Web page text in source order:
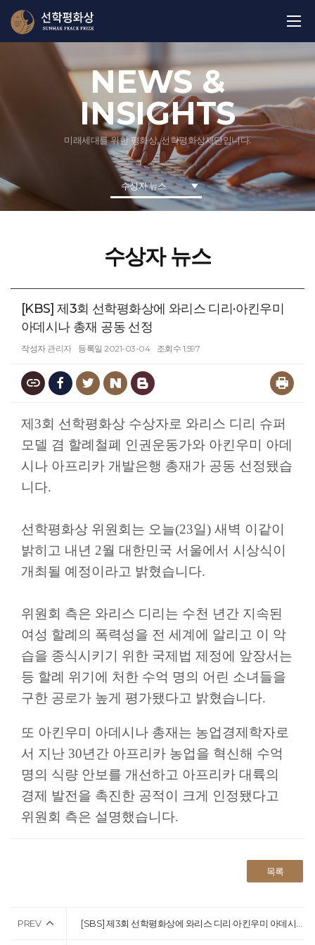
NEWS &
INSIGHTS
미래세대를 위한 평화상, 선학평화상재단입니다.
수상자 뉴스
수상자 뉴스
[KBS] 제3회 선학평화상에 와리스 디리·아킨우미
아데시나 총재 공동 선정
작성자 관리자 등록일 2021-03-04 조회수 1,597
제3회 선학평화상 수상자로 와리스 디리 슈퍼
모델 겸 할례철폐 인권운동가와 아킨우미 아데
시나 아프리카 개발은행 총재가 공동 선정됐습
니다.
선학평화상 위원회는 오늘(23일) 새벽 이같이
밝히고 내년 2월 대한민국 서울에서 시상식이
개최될 예정이라고 밝혔습니다.
위원회 측은 와리스 디리는 수천 년간 지속된
여성 할례의 폭력성을 전 세계에 알리고 이 악
습을 종식시키기 위한 국제법 제정에 앞장서는
등 할례 위기에 처한 수억 명의 어린 소녀들을
구한 공로가 높게 평가됐다고 밝혔습니다.
또 아킨우미 아데시나 총재는 농업경제학자로
서 지난 30년간 아프리카 농업을 혁신해 수억
명의 식량 안보를 개선하고 아프리카 대륙의
경제 발전을 촉진한 공적이 크게 인정됐다고
위원회 측은 설명했습니다.
목록
PREV